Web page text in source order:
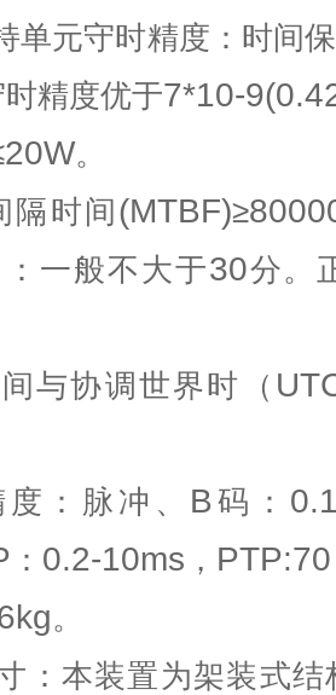
单元守时精度：时间
时精度优于7*10-
20W。
隔时间(MTBF)≥
：一般不大于30分。
与协调世界时（
：脉冲、 B码：
： 0.2-10ms ，
。
：本装置为架装式结